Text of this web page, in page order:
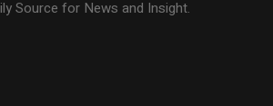
Source for News and Insight.